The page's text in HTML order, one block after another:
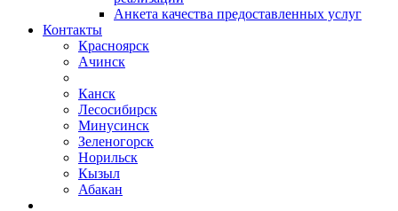
Анкета качества предоставленных услуг
Контакты
Красноярск
Ачинск
Канск
Лесосибирск
Минусинск
Зеленогорск
Норильск
Кызыл
Абакан